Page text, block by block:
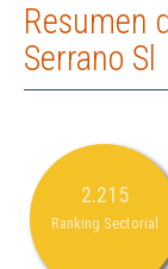
Resumen
Serrano Sl
2.215
Ranking Sectorial